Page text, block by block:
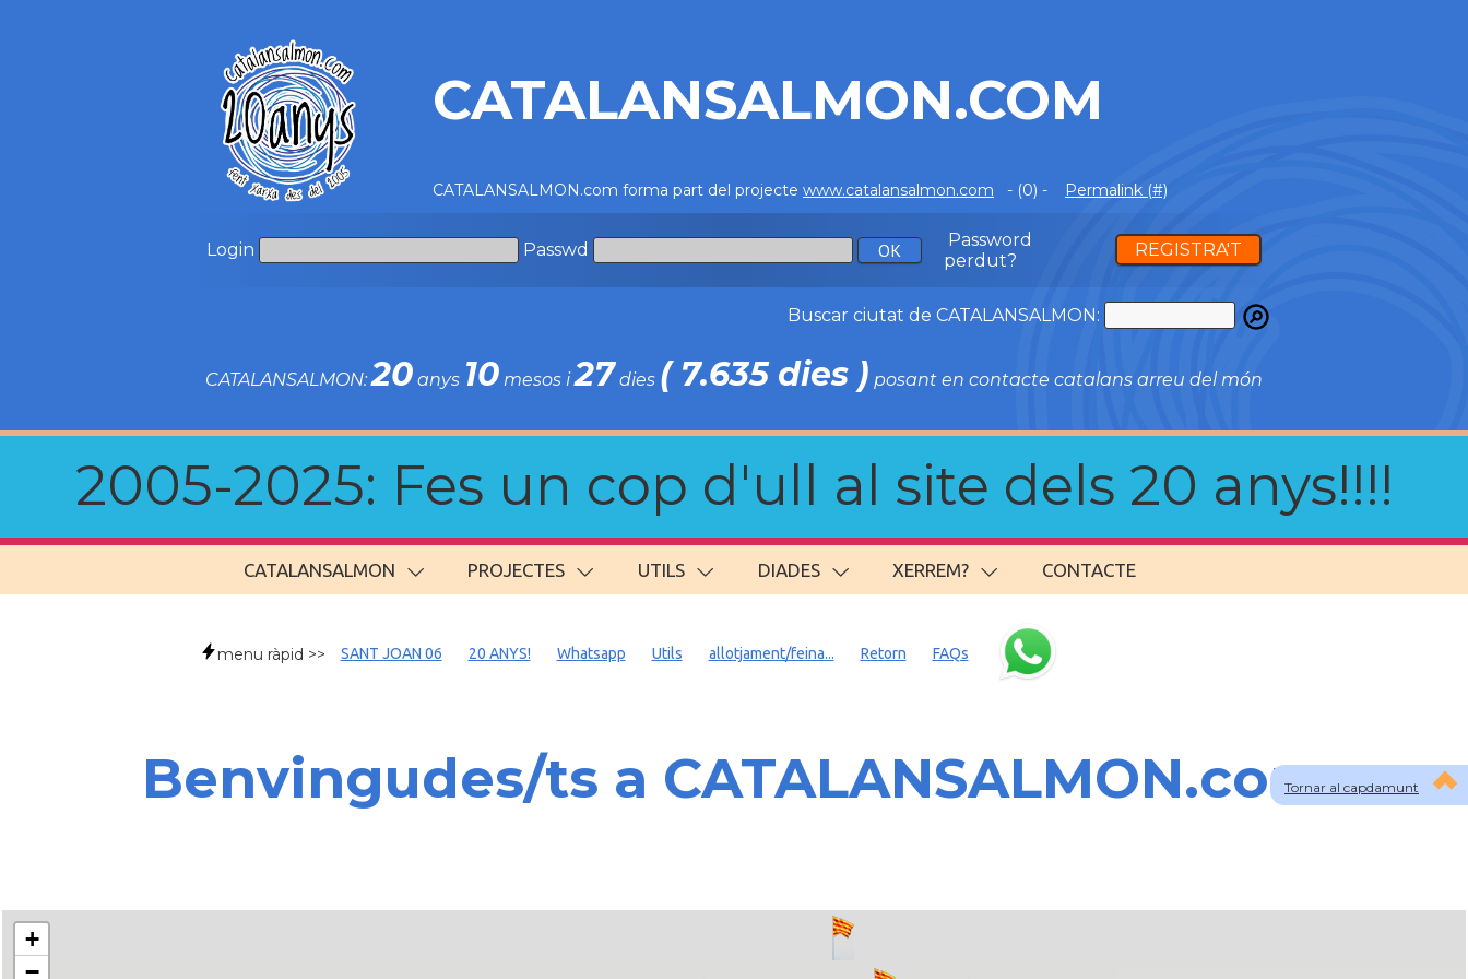
CATALANSALMON.COM
CATALANSALMON.com forma part del projecte www.catalansalmon.com - (0) - Permalink (#)
Login Passwd
Password
perdut?
REGISTRA'T
Buscar ciutat de CATALANSALMON:
CATALANSALMON:20 anys 10 mesos i27 dies ( 7.635 dies ) posant en contacte catalans arreu del món
2005-2025: Fes un cop d'ull al site dels 20 anys!!!!
CATALANSALMON PROJECTES UTILS DIADES XERREM? CONTACTE
Tornar al capdamunt
menu ràpid >> SANT JOAN 06 20 ANYS! Whatsapp Utils allotjament/feina... Retorn FAQs
Benvingudes/ts a CATALANSALMON.com
+
−